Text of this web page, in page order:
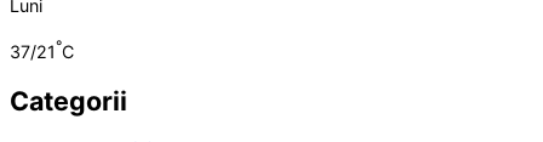
Luni
37/21°C
Categorii